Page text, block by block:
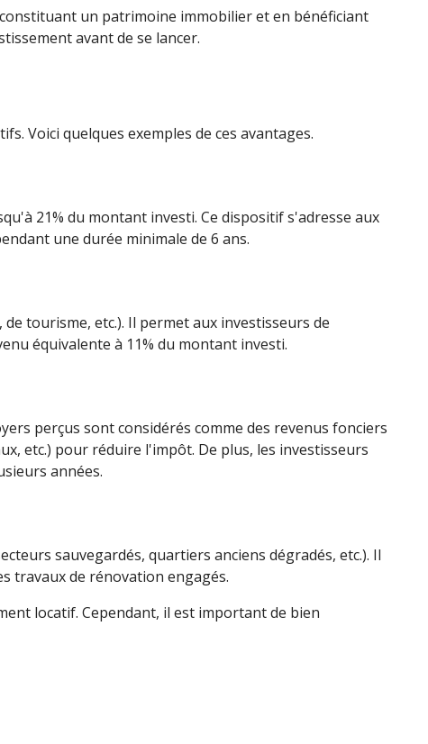
un patrimoine immobilier et en bénéficiant
avant de se lancer.
Voici quelques exemples de ces avantages.
21% du montant investi. Ce dispositif s'adresse aux
une durée minimale de 6 ans.
tourisme, etc.). Il permet aux investisseurs de
équivalente à 11% du montant investi.
perçus sont considérés comme des revenus fonciers
etc.) pour réduire l'impôt. De plus, les investisseurs
années.
sauvegardés, quartiers anciens dégradés, etc.). Il
travaux de rénovation engagés.
locatif. Cependant, il est important de bien